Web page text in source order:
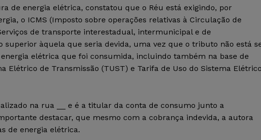
de energia elétrica, constatou que o Réu está exigindo, por
o ICMS (Imposto sobre operações relativas à Circulação de
de transporte interestadual, intermunicipal e de
superior àquela que seria devida, uma vez que o tributo não está
elétrica que foi consumida, incluindo também na base de
Elétrico de Transmissão (TUST) e Tarifa de Uso do Sistema
na rua __ e é a titular da conta de consumo junto a
destacar, que mesmo com a cobrança indevida, a autora
de energia elétrica.